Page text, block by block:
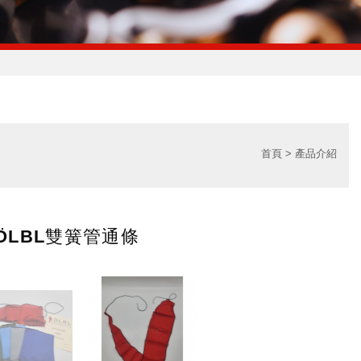
首頁 產品介紹
雙簧管通條